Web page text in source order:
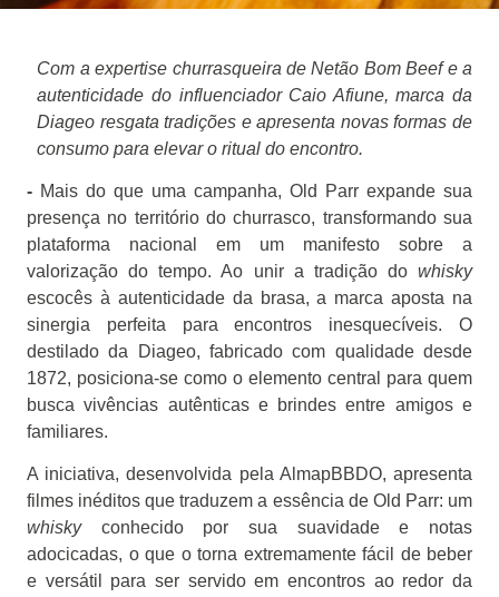
Com a expertise churrasqueira de Netão Bom Beef e a
autenticidade do influenciador Caio Afiune, marca da
Diageo resgata tradições e apresenta novas formas de
consumo para elevar o ritual do encontro.
- Mais do que uma campanha, Old Parr expande sua
presença no território do churrasco, transformando sua
plataforma nacional em um manifesto sobre a
valorização do tempo. Ao unir a tradição do whisky
escocês à autenticidade da brasa, a marca aposta na
sinergia perfeita para encontros inesquecíveis. O
destilado da Diageo, fabricado com qualidade desde
1872, posiciona-se como o elemento central para quem
busca vivências autênticas e brindes entre amigos e
familiares.
A iniciativa, desenvolvida pela AlmapBBDO, apresenta
filmes inéditos que traduzem a essência de Old Parr: um
whiskyconhecido por sua suavidade e notas
adocicadas, o que o torna extremamente fácil de beber
e versátil para ser servido em encontros ao redor da